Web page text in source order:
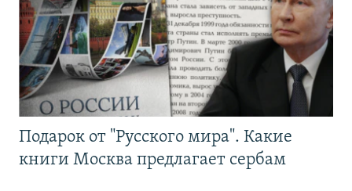
Подарок от "Русского мира". Какие
книги Москва предлагает сербам